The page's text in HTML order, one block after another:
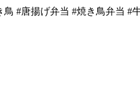
#唐揚げ弁当 #焼き鳥弁当